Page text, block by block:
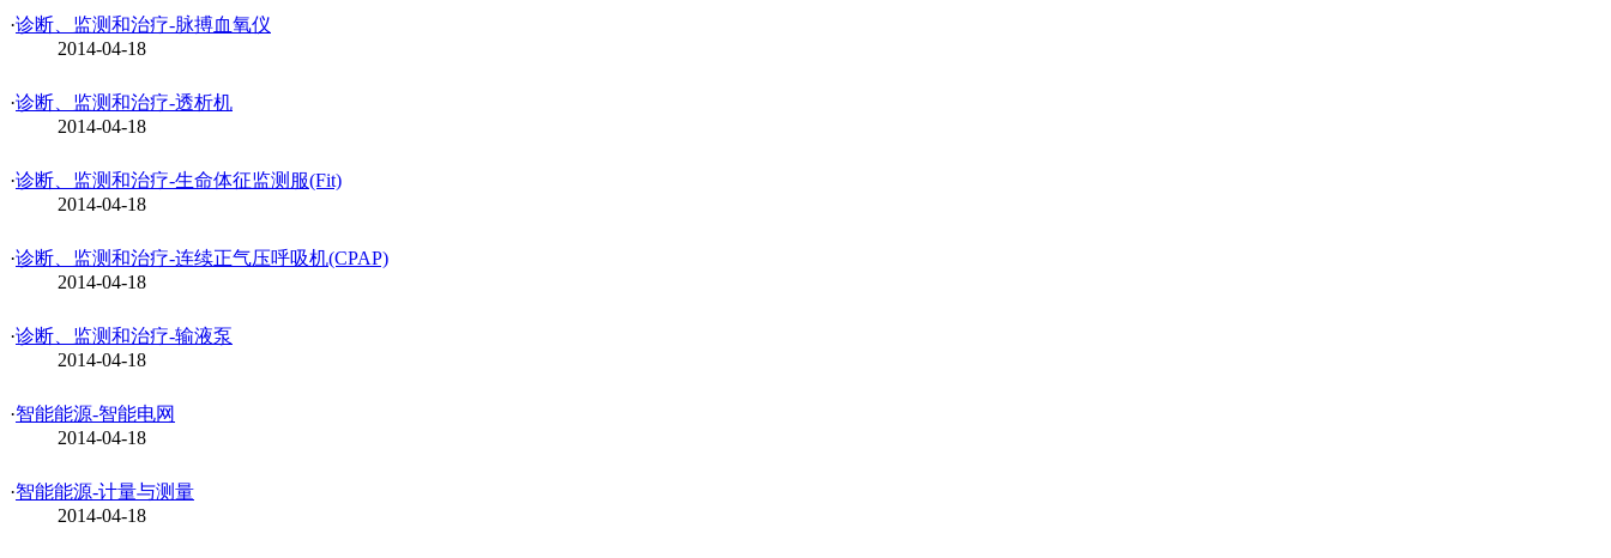
·诊断、监测和治疗-脉搏血氧仪
2014-04-18
·诊断、监测和治疗-透析机
2014-04-18
·诊断、监测和治疗-生命体征监测服(Fit)
2014-04-18
·诊断、监测和治疗-连续正气压呼吸机(CPAP)
2014-04-18
·诊断、监测和治疗-输液泵
2014-04-18
·智能能源-智能电网
2014-04-18
·智能能源-计量与测量
2014-04-18